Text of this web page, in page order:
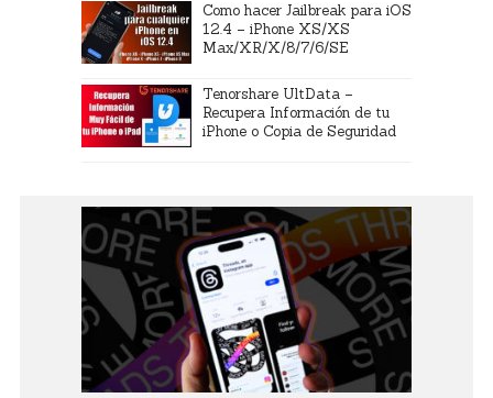
Como hacer Jailbreak para iOS
12.4 – iPhone XS/XS
Max/XR/X/8/7/6/SE
Tenorshare UltData –
Recupera Información de tu
iPhone o Copia de Seguridad